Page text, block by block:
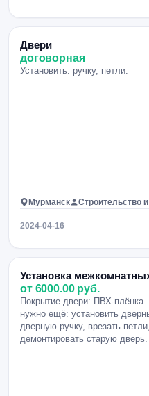
Двери
договорная
Установить: ручку, петли.
Мурманск Строительство
2024-04-16
Установка
от 6000.00 руб.
Покрытие двери: ПВХ-
нужно ещё: установить
дверную ручку, врезать
демонтировать старую дверь.